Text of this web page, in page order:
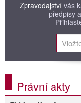
Zpravodajství vás
předpisy
Právní akty